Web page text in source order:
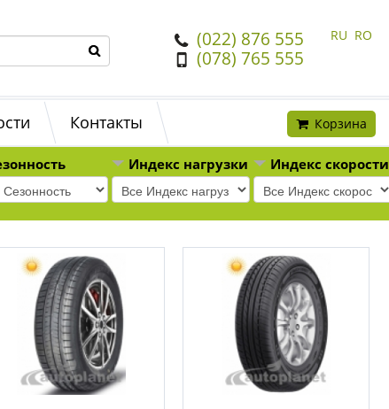
(022) 876 555
(078) 765 555
RU RO
Контакты Корзина
Индекс нагрузки
Индекс скорости